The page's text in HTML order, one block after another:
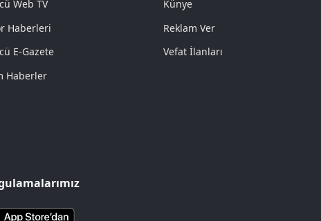
Web TV
Haberleri
E-Gazete
Haberler
Künye
Reklam Ver
Vefat İlanları